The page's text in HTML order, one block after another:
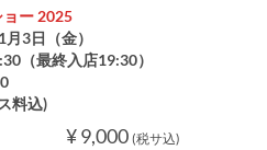
ー 2025
3日（金）
（最終入店19:30）
料込)
¥ 9,000 (税サ込)